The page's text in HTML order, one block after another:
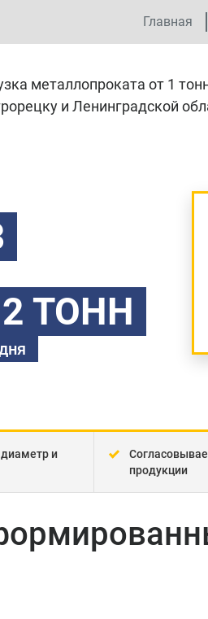
Главная
металлопроката от 1
и Ленинградской
ТОНН
и
продукции